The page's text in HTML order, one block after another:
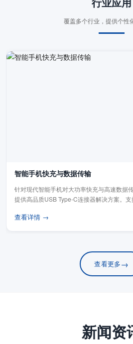
行业应用
覆盖多个行业，提供个性
智能手机快充与数据传输
针对现代智能手机对大功率快充与高速数据
提供高品质USB Type-C连接器解决方案。
查看详情 →
查看更多→
新闻资